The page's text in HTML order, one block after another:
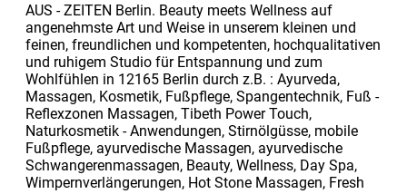
AUS - ZEITEN Berlin. Beauty meets Wellness auf
angenehmste Art und Weise in unserem kleinen und
feinen, freundlichen und kompetenten, hochqualitativen
und ruhigem Studio für Entspannung und zum
Wohlfühlen in 12165 Berlin durch z.B. : Ayurveda,
Massagen, Kosmetik, Fußpflege, Spangentechnik, Fuß -
Reflexzonen Massagen, Tibeth Power Touch,
Naturkosmetik - Anwendungen, Stirnölgüsse, mobile
Fußpflege, ayurvedische Massagen, ayurvedische
Schwangerenmassagen, Beauty, Wellness, Day Spa,
Wimpernverlängerungen, Hot Stone Massagen, Fresh